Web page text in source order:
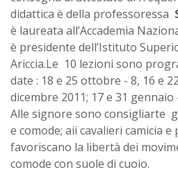
didattica è della professoressa
è laureata all’Accademia
è presidente dell’Istituto
Ariccia.Le 10 lezioni sono
date : 18 e 25 ottobre - 8, 16 e
dicembre 2011; 17 e 31
Alle signore sono consigliarte
e comode; aii cavalieri camicia
favoriscano la libertà dei
comode con suole di cuoio.